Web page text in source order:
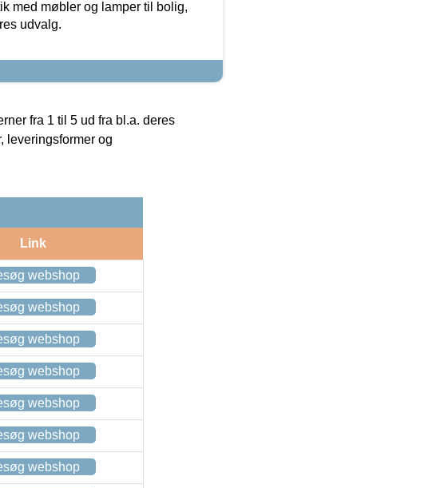
med møbler og lamper til bolig,
udvalg.
fra 1 til 5 ud fra bl.a. deres
leveringsformer og
Link
webshop
webshop
webshop
webshop
webshop
webshop
webshop